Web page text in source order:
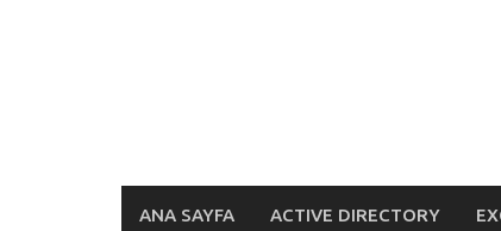
ANA SAYFA ACTIVE DIRECTORY